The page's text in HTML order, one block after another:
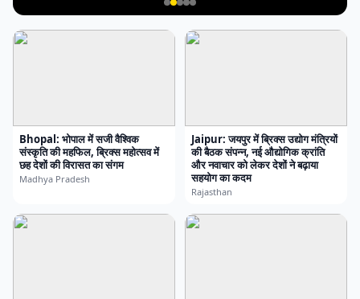
Bhopal: भोपाल में सजी वैश्विक
संस्कृति की महफिल, ब्रिक्स महोत्सव में
छह देशों की विरासत का संगम
Madhya Pradesh
Jaipur: जयपुर में ब्रिक्स उद्योग मंत्रियों
की बैठक संपन्न, नई औद्योगिक क्रांति
और नवाचार को लेकर देशों ने बढ़ाया
सहयोग का कदम
Rajasthan